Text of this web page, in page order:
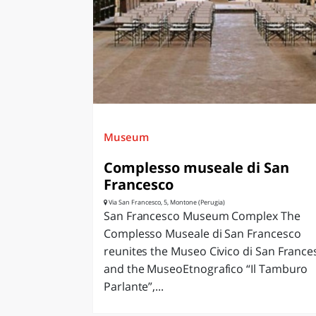
Museum
Complesso museale di San
Francesco
Via San Francesco, 5, Montone (Perugia)
San Francesco Museum Complex The
Complesso Museale di San Francesco
reunites the Museo Civico di San
and the MuseoEtnografico “Il Tamburo
Parlante”,...